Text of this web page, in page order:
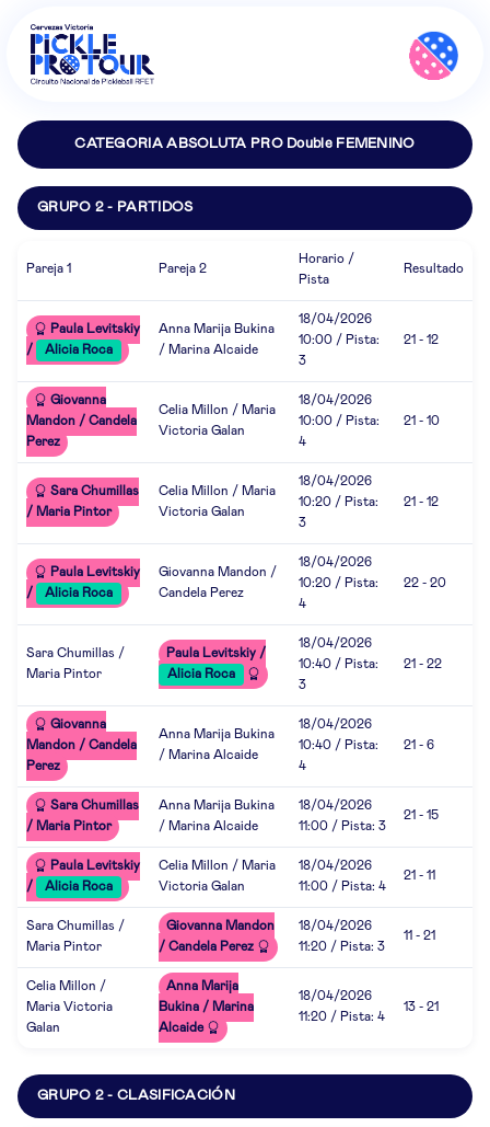
CATEGORIA ABSOLUTA PRO Double FEMENINO
GRUPO 2 - PARTIDOS
Pareja 1 Pareja 2
Horario /
Pista
Resultado
Paula Levitskiy
/
Alicia Roca
Anna Marija Bukina
/ Marina Alcaide
18/04/2026
10:00 / Pista:
3
21 - 12
Giovanna
Mandon / Candela
Perez
Celia Millon / Maria
Victoria Galan
18/04/2026
10:00 / Pista:
4
21 - 10
Sara Chumillas
/ Maria Pintor
Celia Millon / Maria
Victoria Galan
18/04/2026
10:20 / Pista:
3
21 - 12
Paula Levitskiy
/
Alicia Roca
Giovanna Mandon /
Candela Perez
18/04/2026
10:20 / Pista:
4
22 - 20
Sara Chumillas /
Maria Pintor
Paula Levitskiy /
Alicia Roca
18/04/2026
10:40 / Pista:
3
21 - 22
Giovanna
Mandon / Candela
Perez
Anna Marija Bukina
/ Marina Alcaide
18/04/2026
10:40 / Pista:
4
21 - 6
Sara Chumillas
/ Maria Pintor
Anna Marija Bukina
/ Marina Alcaide
18/04/2026
11:00 / Pista: 3
21 - 15
Paula Levitskiy
/
Alicia Roca
Celia Millon / Maria
Victoria Galan
18/04/2026
11:00 / Pista: 4
21 - 11
Sara Chumillas /
Maria Pintor
Giovanna Mandon
/ Candela Perez
18/04/2026
11:20 / Pista: 3
11 - 21
Celia Millon /
Maria Victoria
Galan
Anna Marija
Bukina / Marina
Alcaide
18/04/2026
11:20 / Pista: 4
13 - 21
GRUPO 2 - CLASIFICACIÓN